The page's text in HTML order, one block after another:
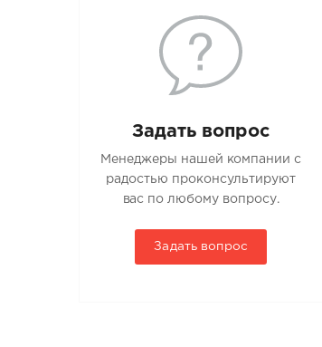
Задать вопрос
Менеджеры нашей компании с
радостью проконсультируют
вас по любому вопросу.
Задать вопрос